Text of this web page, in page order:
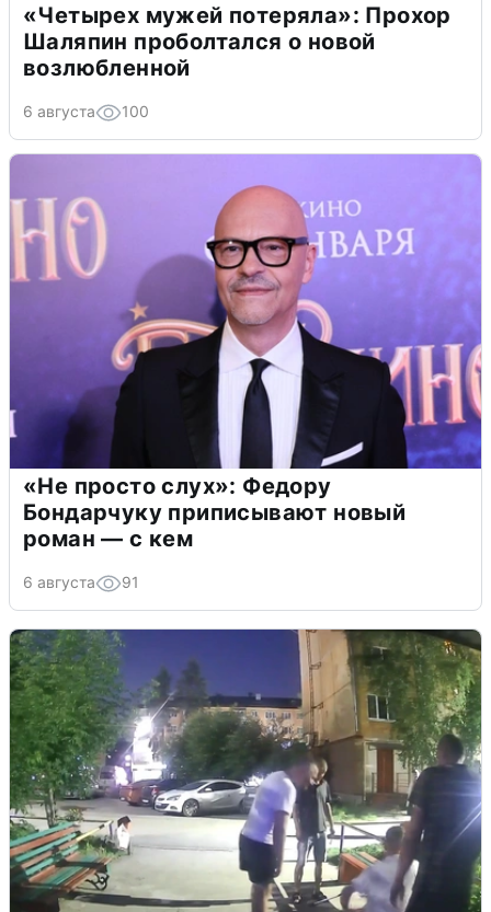
«Четырех мужей потеряла»: Прохор
Шаляпин проболтался о новой
возлюбленной
6 августа 100
«Не просто слух»: Федору
Бондарчуку приписывают новый
роман — с кем
6 августа 91